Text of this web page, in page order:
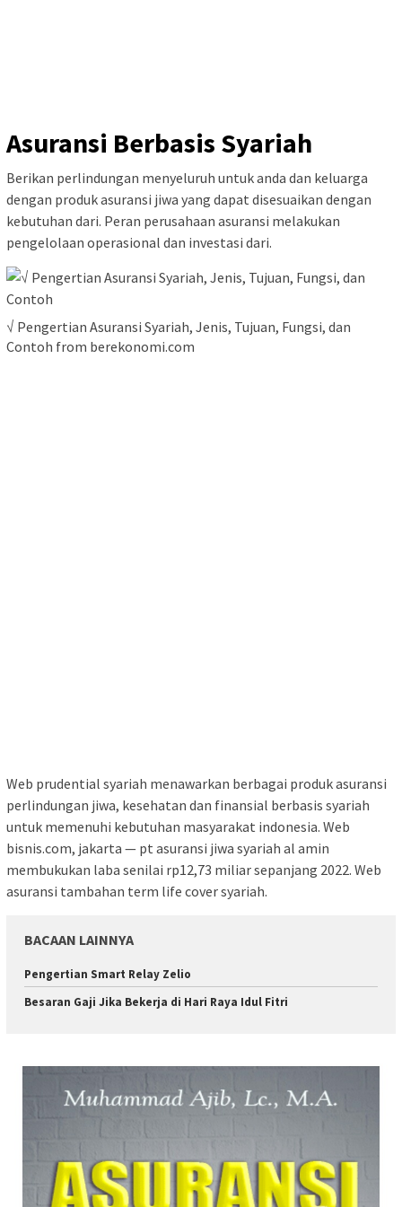
Asuransi Berbasis Syariah
Berikan perlindungan menyeluruh untuk anda dan keluarga
dengan produk asuransi jiwa yang dapat disesuaikan dengan
kebutuhan dari. Peran perusahaan asuransi melakukan
pengelolaan operasional dan investasi dari.
√ Pengertian Asuransi Syariah, Jenis, Tujuan, Fungsi, dan
Contoh from berekonomi.com
Web prudential syariah menawarkan berbagai produk asuransi
perlindungan jiwa, kesehatan dan finansial berbasis syariah
untuk memenuhi kebutuhan masyarakat indonesia. Web
bisnis.com, jakarta — pt asuransi jiwa syariah al amin
membukukan laba senilai rp12,73 miliar sepanjang 2022. Web
asuransi tambahan term life cover syariah.
BACAAN LAINNYA
Pengertian Smart Relay Zelio
Besaran Gaji Jika Bekerja di Hari Raya Idul Fitri